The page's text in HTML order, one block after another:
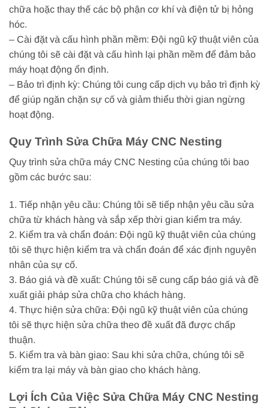
chữa hoặc thay thế các bộ phận cơ khí và điện tử bị hỏng
hóc.
– Cài đặt và cấu hình phần mềm: Đội ngũ kỹ thuật viên của
chúng tôi sẽ cài đặt và cấu hình lại phần mềm để đảm bảo
máy hoạt động ổn định.
– Bảo trì định kỳ: Chúng tôi cung cấp dịch vụ bảo trì định kỳ
để giúp ngăn chặn sự cố và giảm thiểu thời gian ngừng
hoạt động.
Quy Trình Sửa Chữa Máy CNC Nesting
Quy trình sửa chữa máy CNC Nesting của chúng tôi bao
gồm các bước sau:
1. Tiếp nhận yêu cầu: Chúng tôi sẽ tiếp nhận yêu cầu sửa
chữa từ khách hàng và sắp xếp thời gian kiểm tra máy.
2. Kiểm tra và chẩn đoán: Đội ngũ kỹ thuật viên của chúng
tôi sẽ thực hiện kiểm tra và chẩn đoán để xác định nguyên
nhân của sự cố.
3. Báo giá và đề xuất: Chúng tôi sẽ cung cấp báo giá và đề
xuất giải pháp sửa chữa cho khách hàng.
4. Thực hiện sửa chữa: Đội ngũ kỹ thuật viên của chúng
tôi sẽ thực hiện sửa chữa theo đề xuất đã được chấp
thuận.
5. Kiểm tra và bàn giao: Sau khi sửa chữa, chúng tôi sẽ
kiểm tra lại máy và bàn giao cho khách hàng.
Lợi Ích Của Việc Sửa Chữa Máy CNC Nesting